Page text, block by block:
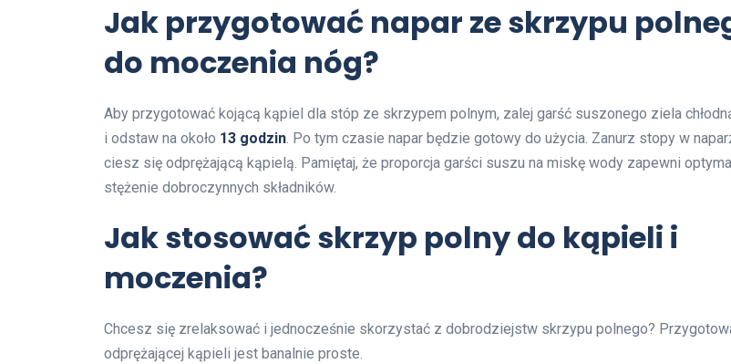
Jak przygotować napar ze skrzypu
do moczenia nóg?
Aby przygotować kojącą kąpiel dla stóp ze skrzypem polnym, zalej garść suszonego ziela
i odstaw na około 13 godzin. Po tym czasie napar będzie gotowy do użycia. Zanurz stopy w
ciesz się odprężającą kąpielą. Pamiętaj, że proporcja garści suszu na miskę wody zapewni
stężenie dobroczynnych składników.
Jak stosować skrzyp polny do kąpieli i
moczenia?
Chcesz się zrelaksować i jednocześnie skorzystać z dobrodziejstw skrzypu polnego?
odprężającej kąpieli jest banalnie proste.